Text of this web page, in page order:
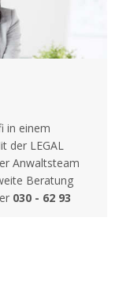
in einem
der LEGAL
Anwaltsteam
Beratung
030 - 62 93